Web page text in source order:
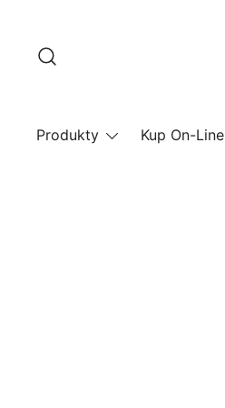
Produkty Kup On-Line